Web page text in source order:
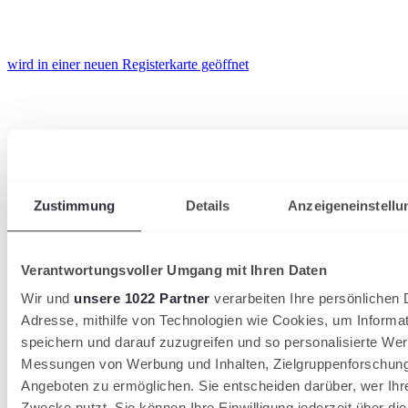
Zustimmung Details
Verantwortungsvoller Umgang mit Ihren Daten
Wir und unsere 1022 Partner verarbeiten Ihre persönlichen
Adresse, mithilfe von Technologien wie Cookies, um
speichern und darauf zuzugreifen und so personalisierte
Messungen von Werbung und Inhalten,
Angeboten zu ermöglichen. Sie entscheiden darüber, wer
wird in einer neuen Registerkarte geöffnet